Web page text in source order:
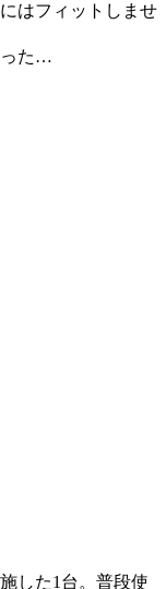
はフィットしませ
った…
した1台。普段使